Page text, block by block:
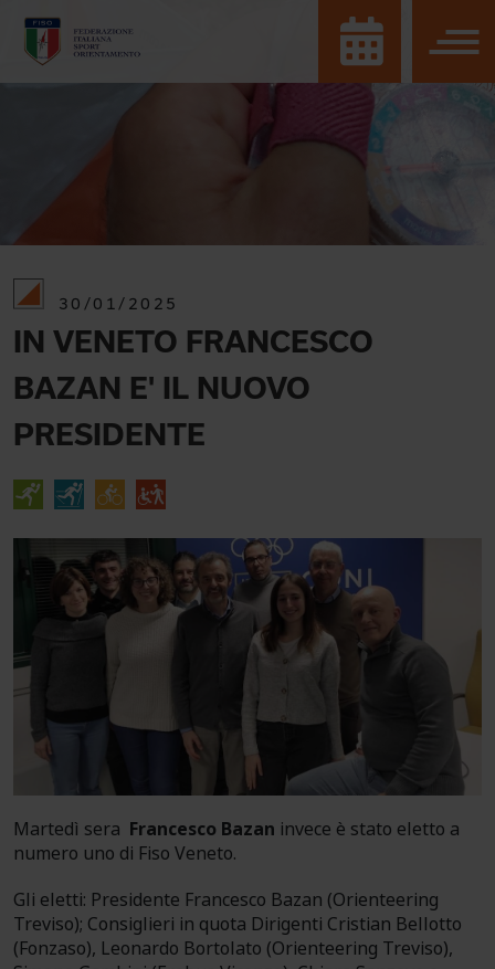
30/01/2025
IN VENETO FRANCESCO
BAZAN E' IL NUOVO
PRESIDENTE
Martedì sera Francesco Bazan invece è stato eletto a
numero uno di Fiso Veneto.
Gli eletti: Presidente Francesco Bazan (Orienteering
Treviso); Consiglieri in quota Dirigenti Cristian Bellotto
(Fonzaso), Leonardo Bortolato (Orienteering Treviso),